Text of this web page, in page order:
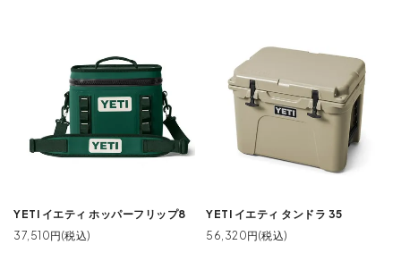
YETI イエティ ホッパーフリップ8
37,510円(税込)
YETI イエティ タンドラ 35
56,320円(税込)